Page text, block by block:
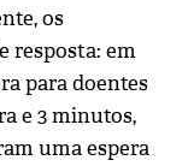
os
resposta: em
para doentes
e 3 minutos,
uma espera